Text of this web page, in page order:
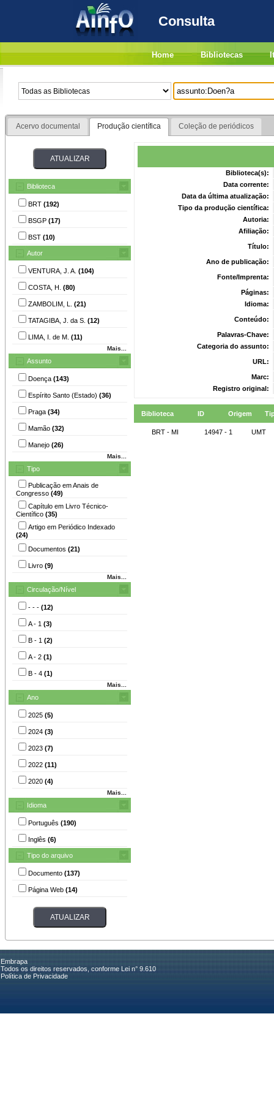
Consulta
Home Bibliotecas
Acervo documental Produção científica Coleção de periódicos
Biblioteca
BRT (192)
BSGP (17)
BST (10)
Autor
VENTURA, J. A. (104)
COSTA, H. (80)
ZAMBOLIM, L. (21)
TATAGIBA, J. da S. (12)
LIMA, I. de M. (11)
Mais...
Assunto
Doença (143)
Espírito Santo (Estado) (36)
Praga (34)
Mamão (32)
Manejo (26)
Mais...
Tipo
Publicação em Anais de
Congresso (49)
Capítulo em Livro Técnico-
Científico (35)
Artigo em Periódico Indexado
(24)
Documentos (21)
Livro (9)
Mais...
Circulação/Nível
- - - (12)
A - 1 (3)
B - 1 (2)
A - 2 (1)
B - 4 (1)
Mais...
Ano
2025 (5)
2024 (3)
2023 (7)
2022 (11)
2020 (4)
Mais...
Idioma
Português (190)
Inglês (6)
Tipo do arquivo
Documento (137)
Página Web (14)
Biblioteca(s):
Data corrente:
Data da última atualização:
Tipo da produção científica:
Autoria:
Afiliação:
Título:
Ano de publicação:
Fonte/Imprenta:
Páginas:
Idioma:
Conteúdo:
Palavras-Chave:
Categoria do assunto:
URL:
Marc:
Registro original:
Biblioteca ID Origem
BRT - MI 14947 - 1 UMT
Embrapa
Todos os direitos reservados, conforme Lei n° 9.610
Política de Privacidade